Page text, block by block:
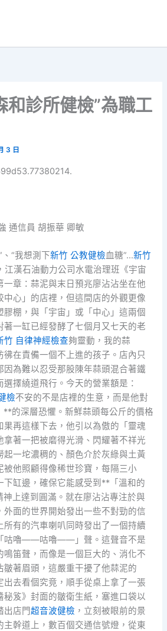
和診所健檢”為職工
3 日
信員 胡振華 卿敏
“我想測下新竹 公教健檢血糖”…新竹
江漢石油動力公司水電治理班《宇宙
一章：蒜泥與末日預兆廖沾沾坐在他
中心」的店裡，但這間店的外觀更像
膠棚，與「宇宙」或「中心」這兩個
著一缸已經發酵了七個月又七天的老
竹 自律神經檢查夠靈動，我的蒜
彿在責備一個不上進的孩子。店內只
因為難以忍受那股陳年蒜頭混合著鐵
擇繞道飛行。今天的營業額是：
檢不安的不是店裡的生意，而是他對
的深層恐懼。新鮮蒜頭每公斤的價格
果再這樣下去，他引以為傲的「靈魂
拿著一把被磨得光滑、閃耀著不祥光
起一坨濃稠的、顏色介於灰綠與土黃
被他照顧得像稀世珍寶，每隔三小
下缸邊，確保它能感受到**「溫和的
上達到圓滿。就在廖沾沾專注於與
外面的世界開始發出一些不對勁的信
所有的汽車喇叭同時發出了一個持續
咕嚕——咕嚕——」聲。這聲音不是
鳴笛聲，而像是一個巨大的、消化不
皺著眉頭，這嚴重干擾了他蒜泥的
出去看個究竟，順手從桌上拿了一張
秘笈》封面的皺衛生紙，塞進口袋以
出店門超音波健檢 ，立刻被眼前的景
主幹道上，數百個交通信號燈，從東